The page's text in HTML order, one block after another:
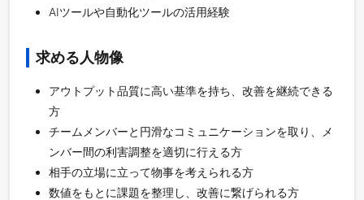
AIツールや自動化ツールの活用経験
求める人物像
アウトプット品質に高い基準を持ち、改善を継続できる
方
チームメンバーと円滑なコミュニケーションを取り、メ
ンバー間の利害調整を適切に行える方
相手の立場に立って物事を考えられる方
数値をもとに課題を整理し、改善に繋げられる方